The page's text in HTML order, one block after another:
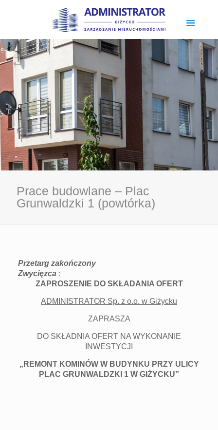
Prace budowlane – Plac
Grunwaldzki 1 (powtórka)
Przetarg zakończony
Zwycięzca :
ZAPROSZENIE DO SKŁADANIA OFERT
ADMINISTRATOR Sp. z o.o. w Giżycku
ZAPRASZA
DO SKŁADNIA OFERT NA WYKONANIE
INWESTYCJI
„REMONT KOMINÓW W BUDYNKU PRZY ULICY
PLAC GRUNWALDZKI 1 W GIŻYCKU”